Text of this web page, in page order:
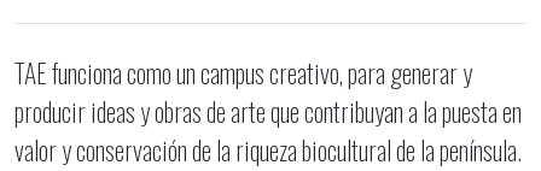
TAE funciona como un campus creativo, para generar y
producir ideas y obras de arte que contribuyan a la puesta en
valor y conservación de la riqueza biocultural de la península.